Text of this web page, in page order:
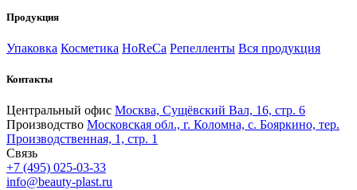
Продукция
Упаковка Косметика HoReCa Репелленты Вся продукция
Контакты
Центральный офис Москва, Сущёвский Вал, 16, стр. 6
Производство Московская обл., г. Коломна, с. Бояркино, тер.
Производственная, 1, стр. 1
Связь
+7 (495) 025-03-33
info@beauty-plast.ru